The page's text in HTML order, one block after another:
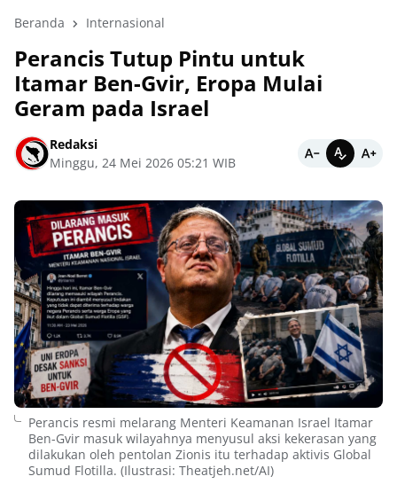
Beranda Internasional
Perancis Tutup Pintu untuk
Itamar Ben-Gvir, Eropa Mulai
Geram pada Israel
Redaksi
Minggu, 24 Mei 2026 05:21 WIB
Perancis resmi melarang Menteri Keamanan Israel Itamar
Ben-Gvir masuk wilayahnya menyusul aksi kekerasan yang
dilakukan oleh pentolan Zionis itu terhadap aktivis Global
Sumud Flotilla. (Ilustrasi: Theatjeh.net/AI)